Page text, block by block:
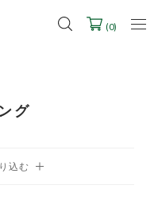
注会スケジュール
(0)
グ